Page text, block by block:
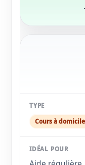
Cours à domicile